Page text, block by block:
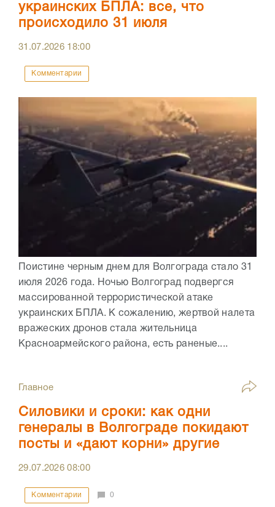
украинских БПЛА: все, что
происходило 31 июля
31.07.2026 18:00
Комментарии
Поистине черным днем для Волгограда стало 31
июля 2026 года. Ночью Волгоград подвергся
массированной террористической атаке
украинских БПЛА. К сожалению, жертвой налета
вражеских дронов стала жительница
Красноармейского района, есть раненые....
Главное
Силовики и сроки: как одни
генералы в Волгограде покидают
посты и «дают корни» другие
29.07.202608:00
Комментарии 0